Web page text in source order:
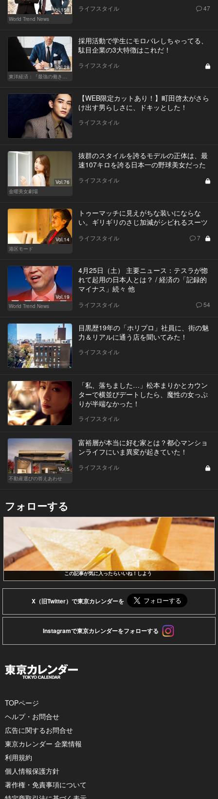
Vol.158
World Trend News
ライフスタイル 47
Vol.28
採用活動で学生にモロバレしちゃってる、
駄目企業の3大特徴はこれだ！
ライフスタイル
【WEB限定カットあり！】町田啓太がさら
け出す男らしさに、ドキッとした！
ライフスタイル
Vol.76
金曜美女劇場
抜群のスタイルを誇るモデルの正体は、最
速107キロを誇る日本一の野球美女だった
ライフスタイル
Vol.14
港区モード
トゥーマッチに見えがちな装いにならな
い。ギリギリのさじ加減がシビれるスーツ
ライフスタイル 7
Vol.19
World Trend News
4月25日（土） 主要ニュース：テスラが惚
れて起用の日本人とは？ / 経済の「記録的
マイナス」続々 他
ライフスタイル 54
目黒歴19年の「ホリプロ」社員に、街の魅
力＆リアルに通う店を聞いてみた！
ライフスタイル
「私、落ちました…」松本まりかとカウン
ターで横並びデートしたら、魔性の女っぷ
りが半端なかった！
ライフスタイル
Vol.5
不動産選びの答えあわせ
富裕層が本当に好む家とは？都心マンショ
ンライフにいま異変が起きていた！
ライフスタイル
フォローする
この記事が気に入ったらいいね！しよう
X（旧Twitter）で東京カレンダーを
Instagramで東京カレンダーをフォローする
TOPページ
ヘルプ・お問合せ
広告に関するお問合せ
東京カレンダー 企業情報
利用規約
個人情報保護方針
著作権・免責事項について